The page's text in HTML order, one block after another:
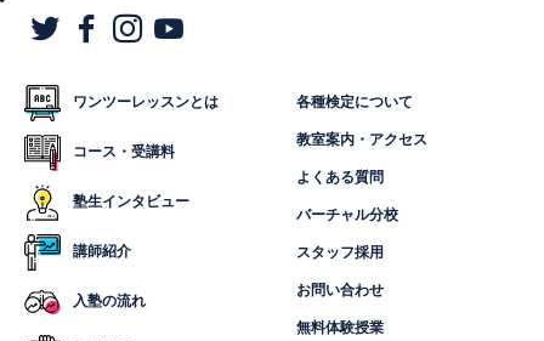
ワンツーレッスンとは
コース・受講料
塾生インタビュー
講師紹介
入塾の流れ
各種検定について
教室案内・アクセス
よくある質問
バーチャル分校
スタッフ採用
お問い合わせ
無料体験授業